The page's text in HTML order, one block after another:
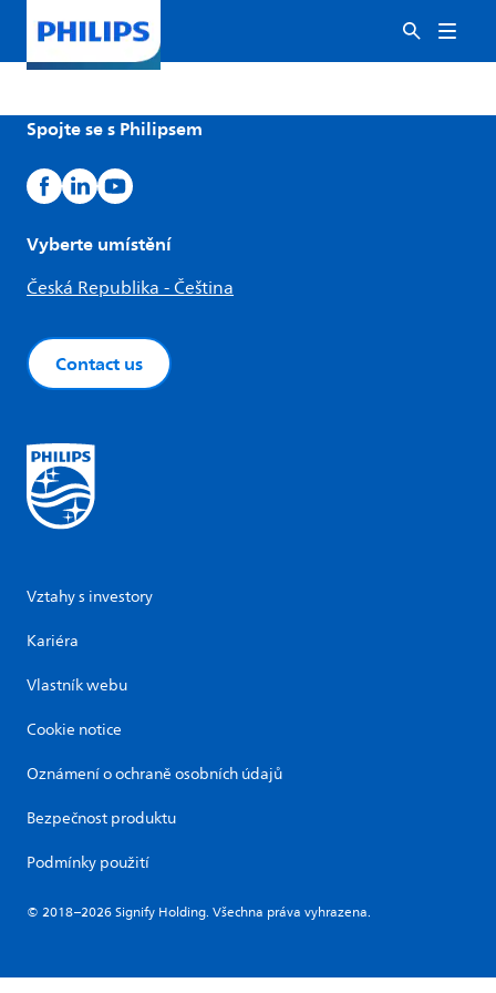
Spojte se s Philipsem
Vyberte umístění
Česká Republika - Čeština
Contact us
Vztahy s investory
Kariéra
Vlastník webu
Cookie notice
Oznámení o ochraně osobních údajů
Bezpečnost produktu
Podmínky použití
© 2018–2026 Signify Holding. Všechna práva vyhrazena.